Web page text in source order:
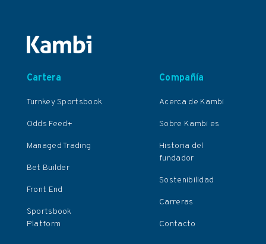
Cartera
Turnkey Sportsbook
Odds Feed+
Managed Trading
Bet Builder
Front End
Sportsbook
Platform
Compañía
Acerca de Kambi
Sobre Kambi es
Historia del
fundador
Sostenibilidad
Carreras
Contacto